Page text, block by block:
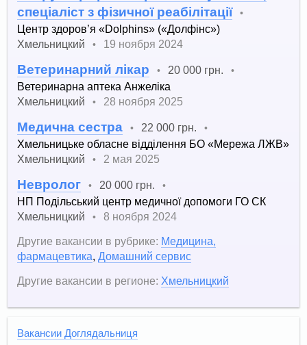
спеціаліст з фізичної реабілітації
•
Центр здоров’я «Dolphins» («Долфінс»)
Хмельницкий
• 19 ноября 2024
Ветеринарний лікар • 20 000 грн. •
Ветеринарна аптека Анжеліка
Хмельницкий
• 28 ноября 2025
Медична сестра • 22 000 грн. •
Хмельницьке обласне відділення БО «Мережа ЛЖВ»
Хмельницкий
• 2 мая 2025
Невролог • 20 000 грн. •
НП Подільський центр медичної допомоги ГО СК
Хмельницкий
•
8 ноября 2024
Другие вакансии в рубрике: Медицина,
фармацевтика,Домашний сервис
Другие вакансии в регионе: Хмельницкий
Вакансии Доглядальниця